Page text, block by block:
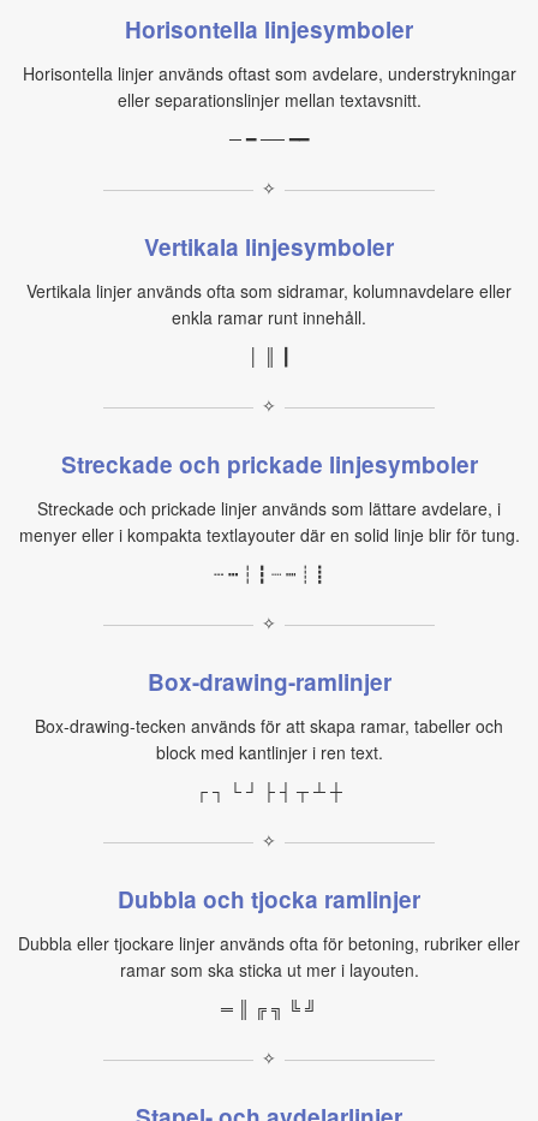
Horisontella linjesymboler
Horisontella linjer används oftast som avdelare, understrykningar
eller separationslinjer mellan textavsnitt.
─ ━ ── ━━
✧
Vertikala linjesymboler
Vertikala linjer används ofta som sidramar, kolumnavdelare eller
enkla ramar runt innehåll.
✧
Streckade och prickade linjesymboler
Streckade och prickade linjer används som lättare avdelare, i
menyer eller i kompakta textlayouter där en solid linje blir för tung.
┄ ┅ ┆ ┇ ┈ ┉ ┊ ┋
✧
Box-drawing-ramlinjer
Box-drawing-tecken används för att skapa ramar, tabeller och
block med kantlinjer i ren text.
┌ ┐ └ ┘ ├ ┤ ┬ ┴ ┼
✧
Dubbla och tjocka ramlinjer
Dubbla eller tjockare linjer används ofta för betoning, rubriker eller
ramar som ska sticka ut mer i layouten.
═ ║ ╔ ╗ ╚ ╝
✧